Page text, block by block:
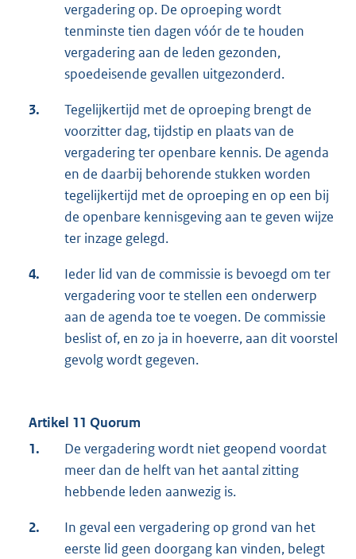
vergadering op. De oproeping wordt
tenminste tien dagen vóór de te houden
vergadering aan de leden gezonden,
spoedeisende gevallen uitgezonderd.
3.
Tegelijkertijd met de oproeping brengt de
voorzitter dag, tijdstip en plaats van de
vergadering ter openbare kennis. De agenda
en de daarbij behorende stukken worden
tegelijkertijd met de oproeping en op een bij
de openbare kennisgeving aan te geven wijze
ter inzage gelegd.
4.
Ieder lid van de commissie is bevoegd om ter
vergadering voor te stellen een onderwerp
aan de agenda toe te voegen. De commissie
beslist of, en zo ja in hoeverre, aan dit voorstel
gevolg wordt gegeven.
Artikel 11 Quorum
1.
De vergadering wordt niet geopend voordat
meer dan de helft van het aantal zitting
hebbende leden aanwezig is.
2.
In geval een vergadering op grond van het
eerste lid geen doorgang kan vinden, belegt